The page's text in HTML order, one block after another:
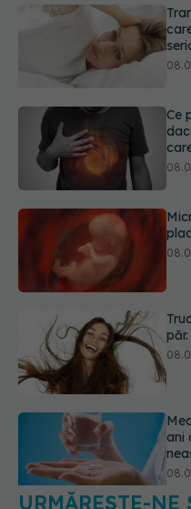
Ce
ani
URMĂREȘTE-NE
URMĂRITORI